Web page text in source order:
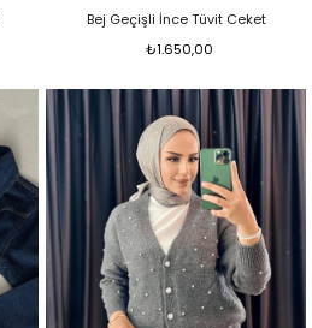
Bej Geçişli İnce Tüvit Ceket
₺1.650,00